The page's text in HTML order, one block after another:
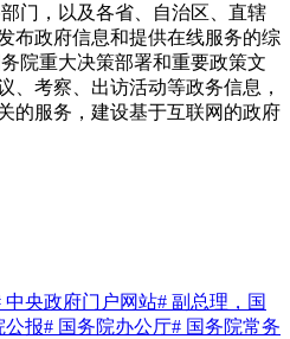
门，以及各省、自治区、直辖
布政府信息和提供在线服务的综
院重大决策部署和重要政策文
、考察、出访活动等政务信息，
的服务，建设基于互联网的政府
中央政府门户网站# 副总理，国
公报# 国务院办公厅# 国务院常务